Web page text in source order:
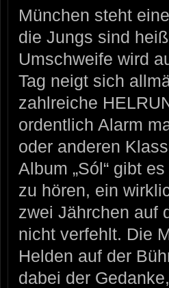
München steht
die Jungs sind
Umschweife wird
Tag neigt sich
zahlreiche
ordentlich Alarm
oder anderen
Album „Sól“ gibt
zu hören, ein
zwei Jährchen auf
nicht verfehlt. Die
Helden auf der
dabei der